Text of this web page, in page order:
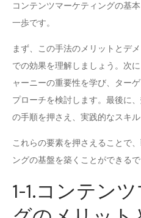
コンテンツマーケティングの基
一歩です。
まず、この手法のメリットとデ
での効果を理解しましょう。次
ャーニーの重要性を学び、ター
プローチを検討します。最後に
の手順を押さえ、実践的なスキル
これらの要素を押さえることで
ングの基盤を築くことができるで
1-1.コンテン